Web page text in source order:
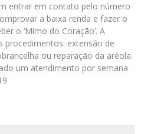
entrar em contato pelo número
a baixa renda e fazer o
o ‘Mimo do Coração’. A
procedimentos: extensão de
ou reparação da aréola.
um atendimento por semana